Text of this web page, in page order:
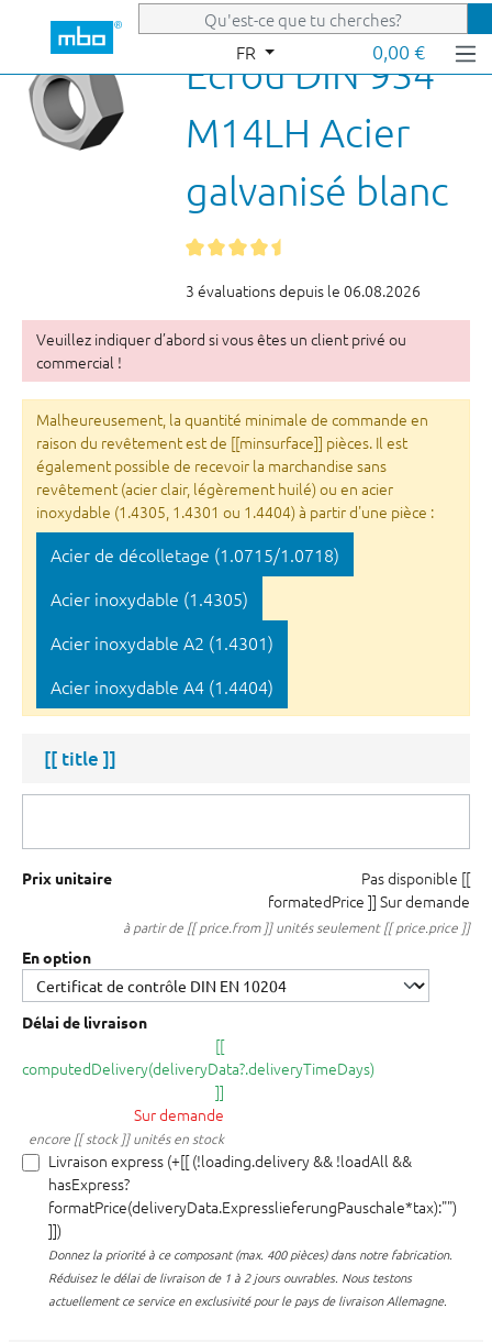
Passer au contenu principal
FR 0,00 €
Écrou DIN 934
M14LH Acier
galvanisé blanc
3 évaluations depuis le 06.08.2026
Veuillez indiquer d’abord si vous êtes un client privé ou
commercial !
Malheureusement, la quantité minimale de commande en
raison du revêtement est de [[minsurface]] pièces. Il est
également possible de recevoir la marchandise sans
revêtement (acier clair, légèrement huilé) ou en acier
inoxydable (1.4305, 1.4301 ou 1.4404) à partir d'une pièce :
Acier de décolletage (1.0715/1.0718)
Acier inoxydable (1.4305)
Acier inoxydable A2 (1.4301)
Acier inoxydable A4 (1.4404)
[[ title ]]
Prix unitaire Pas disponible [[
formatedPrice ]] Sur demande
à partir de [[ price.from ]] unités seulement [[ price.price ]]
En option
Délai de livraison
[[
computedDelivery(deliveryData?.deliveryTimeDays)
]]
Sur demande
encore [[ stock ]] unités en stock
Livraison express (+[[ (!loading.delivery && !loadAll &&
hasExpress?
formatPrice(deliveryData.ExpresslieferungPauschale*tax):"")
]])
Donnez la priorité à ce composant (max. 400 pièces) dans notre fabrication.
Réduisez le délai de livraison de 1 à 2 jours ouvrables. Nous testons
actuellement ce service en exclusivité pour le pays de livraison Allemagne.